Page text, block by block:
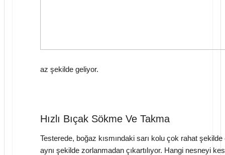
az şekilde geliyor.
Hızlı Bıçak Sökme Ve Takma
Testerede, boğaz kısmındaki sarı kolu çok rahat
aynı şekilde zorlanmadan çıkartılıyor. Hangi nesneyi